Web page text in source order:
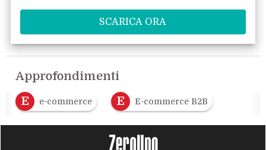
Approfondimenti
E
e-commerce E E-commerce B2B